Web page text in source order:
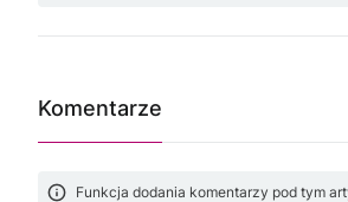
Komentarze
Funkcja dodania komentarzy pod tym